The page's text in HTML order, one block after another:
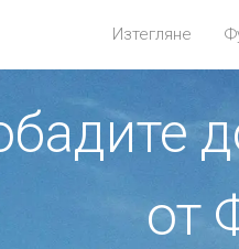
Изтегляне
от